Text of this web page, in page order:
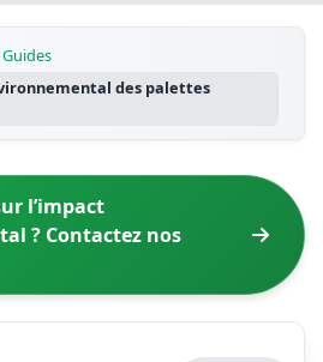
Guides
des palettes
l’impact
? Contactez nos